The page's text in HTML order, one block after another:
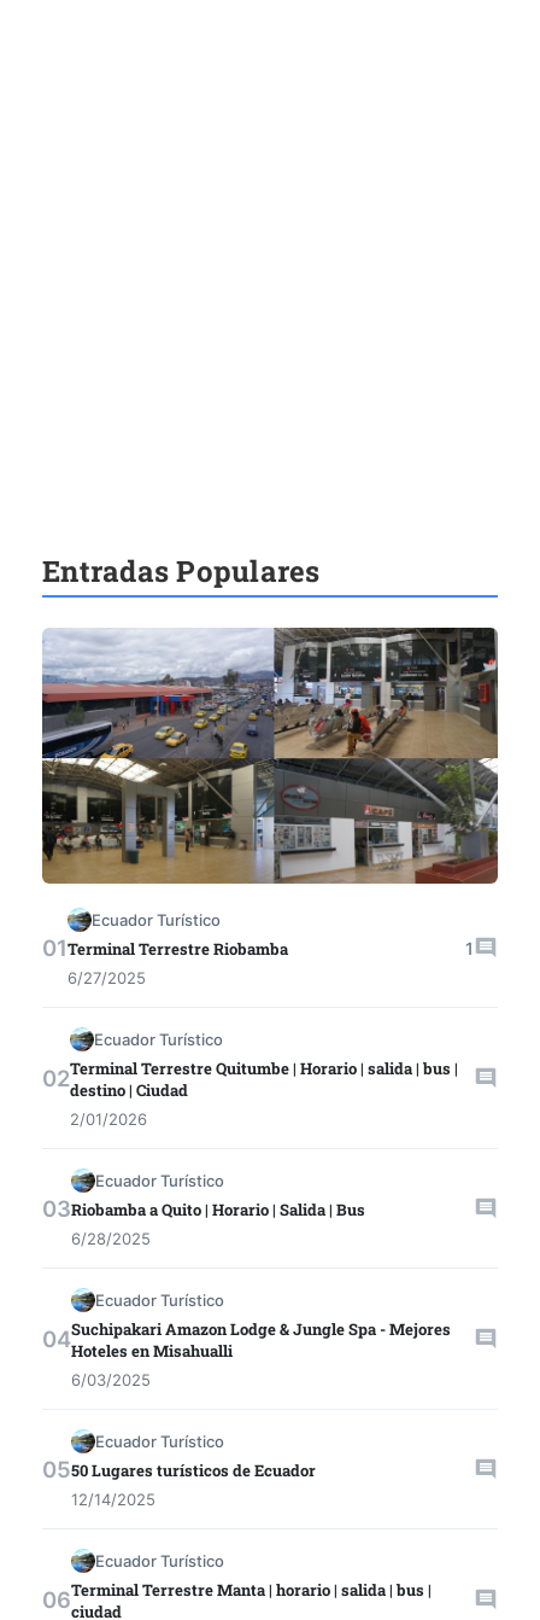
Entradas Populares
Ecuador Turístico
Terminal Terrestre Riobamba
6/27/2025
1
Ecuador Turístico
Terminal Terrestre Quitumbe | Horario | salida | bus |
destino | Ciudad
2/01/2026
Ecuador Turístico
Riobamba a Quito | Horario | Salida | Bus
6/28/2025
Ecuador Turístico
Suchipakari Amazon Lodge & Jungle Spa - Mejores
Hoteles en Misahualli
6/03/2025
Ecuador Turístico
50 Lugares turísticos de Ecuador
12/14/2025
Ecuador Turístico
Terminal Terrestre Manta | horario | salida | bus |
ciudad